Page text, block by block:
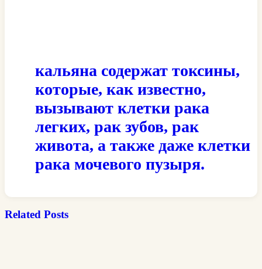
кальяна содержат токсины,
которые, как известно,
вызывают клетки рака
легких, рак зубов, рак
живота, а также даже клетки
рака мочевого пузыря.
Related Posts